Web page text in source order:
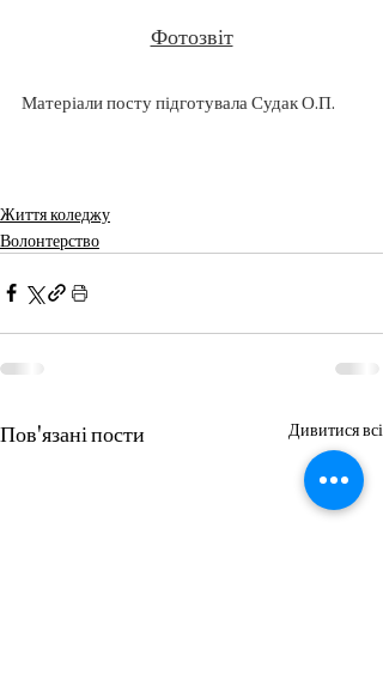
Фотозвіт
Матеріали посту підготувала Судак О.П.
Життя коледжу
Волонтерство
Пов'язані пости Дивитися всі